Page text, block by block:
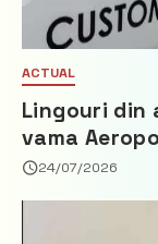
ACTUAL
Lingouri din
vama
24/07/2026